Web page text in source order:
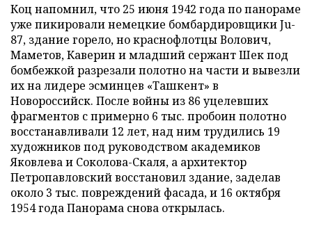
Коц напомнил, что 25 июня 1942 года по панораме
уже пикировали немецкие бомбардировщики Ju-
87, здание горело, но краснофлотцы Волович,
Маметов, Каверин и младший сержант Шек под
бомбежкой разрезали полотно на части и вывезли
их на лидере эсминцев «Ташкент» в
Новороссийск. После войны из 86 уцелевших
фрагментов с примерно 6 тыс. пробоин полотно
восстанавливали 12 лет, над ним трудились 19
художников под руководством академиков
Яковлева и Соколова-Скаля, а архитектор
Петропавловский восстановил здание, заделав
около 3 тыс. повреждений фасада, и 16 октября
1954 года Панорама снова открылась.